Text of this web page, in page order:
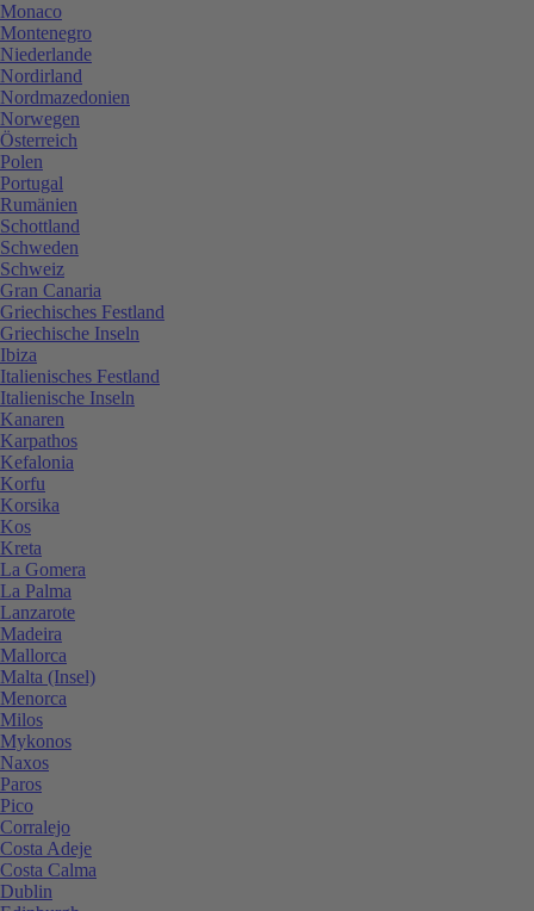
Monaco
Montenegro
Niederlande
Nordirland
Nordmazedonien
Norwegen
Österreich
Polen
Portugal
Rumänien
Schottland
Schweden
Schweiz
Gran Canaria
Griechisches Festland
Griechische Inseln
Ibiza
Italienisches Festland
Italienische Inseln
Kanaren
Karpathos
Kefalonia
Korfu
Korsika
Kos
Kreta
La Gomera
La Palma
Lanzarote
Madeira
Mallorca
Malta (Insel)
Menorca
Milos
Mykonos
Naxos
Paros
Pico
Corralejo
Costa Adeje
Costa Calma
Dublin